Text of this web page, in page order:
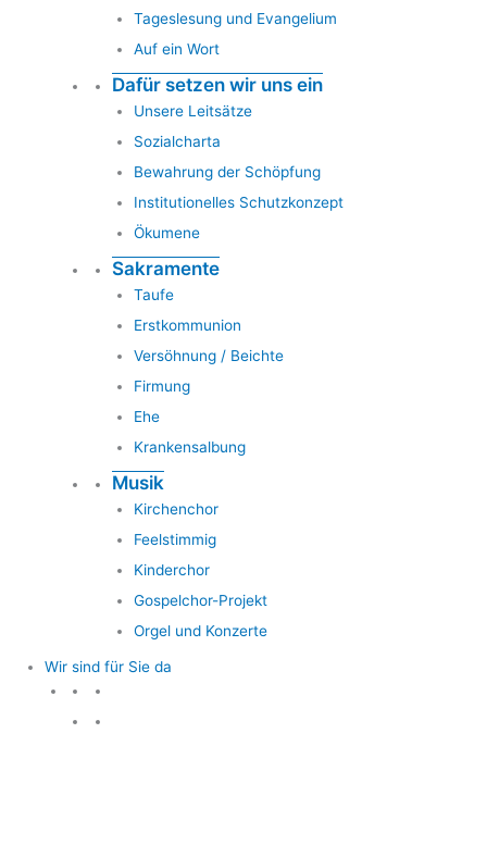
Tageslesung und Evangelium
Auf ein Wort
Dafür setzen wir uns ein
Unsere Leitsätze
Sozialcharta
Bewahrung der Schöpfung
Institutionelles Schutzkonzept
Ökumene
Sakramente
Taufe
Erstkommunion
Versöhnung / Beichte
Firmung
Ehe
Krankensalbung
Musik
Kirchenchor
Feelstimmig
Kinderchor
Gospelchor-Projekt
Orgel und Konzerte
Wir sind für Sie da